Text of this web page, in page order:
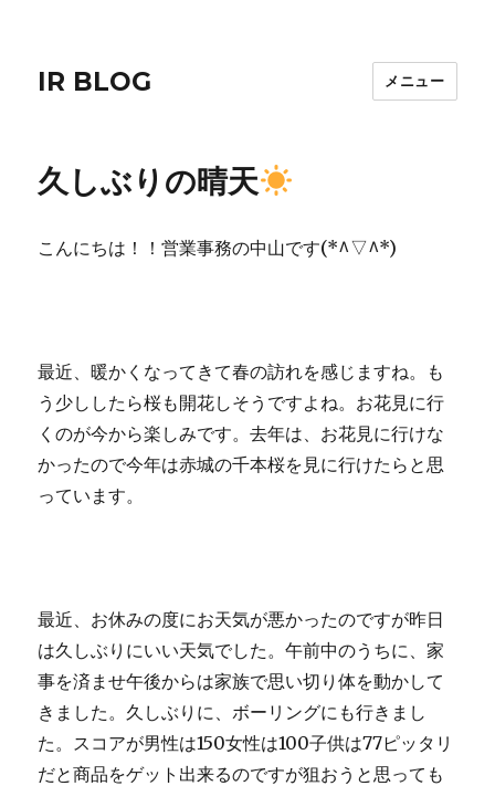
IR BLOG メニュー
久しぶりの晴天
こんにちは！！営業事務の中山です(*^▽^*)
最近、暖かくなってきて春の訪れを感じますね。も
う少ししたら桜も開花しそうですよね。お花見に行
くのが今から楽しみです。去年は、お花見に行けな
かったので今年は赤城の千本桜を見に行けたらと思
っています。
最近、お休みの度にお天気が悪かったのですが昨日
は久しぶりにいい天気でした。午前中のうちに、家
事を済ませ午後からは家族で思い切り体を動かして
きました。久しぶりに、ボーリングにも行きまし
た。スコアが男性は150女性は100子供は77ピッタリ
だと商品をゲット出来るのですが狙おうと思っても